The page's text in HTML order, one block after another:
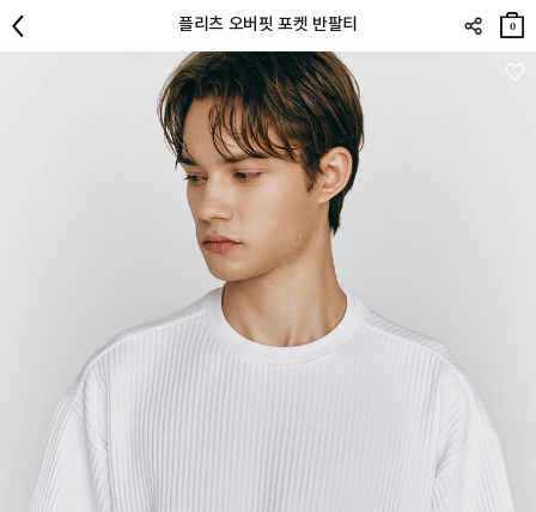
플리츠 오버핏 포켓 반팔티
장바
구니
0